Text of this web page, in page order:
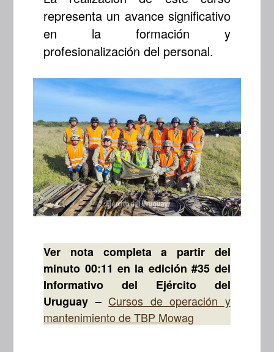
representa un avance significativo
en la formación y
profesionalización del personal.
Ver nota completa a partir del
minuto 00:11 en la edición #35 del
Informativo del Ejército del
Uruguay – Cursos de operación y
mantenimiento de TBP Mowag